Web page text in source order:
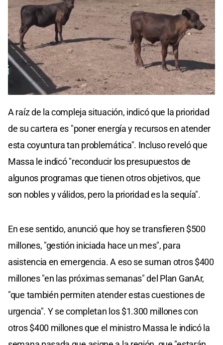
A raíz de la compleja situación, indicó que la prioridad
de su cartera es "poner energía y recursos en atender
esta coyuntura tan problemática". Incluso reveló que
Massa le indicó "reconducir los presupuestos de
algunos programas que tienen otros objetivos, que
son nobles y válidos, pero la prioridad es la sequía".
En ese sentido, anunció que hoy se transfieren $500
millones, "gestión iniciada hace un mes", para
asistencia en emergencia. A eso se suman otros $400
millones "en las próximas semanas" del Plan GanAr,
"que también permiten atender estas cuestiones de
urgencia". Y se completan los $1.300 millones con
otros $400 millones que el ministro Massa le indicó la